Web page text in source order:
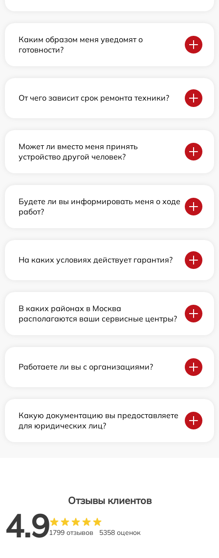
Каким образом меня уведомят о
готовности?
От чего зависит срок ремонта техники?
Может ли вместо меня принять
устройство другой человек?
Будете ли вы информировать меня о ходе
работ?
На каких условиях действует гарантия?
В каких районах в Москва
располагаются ваши сервисные центры?
Работаете ли вы с организациями?
Какую документацию вы предоставляете
для юридических лиц?
Отзывы клиентов
4.91799 отзывов 5358 оценок